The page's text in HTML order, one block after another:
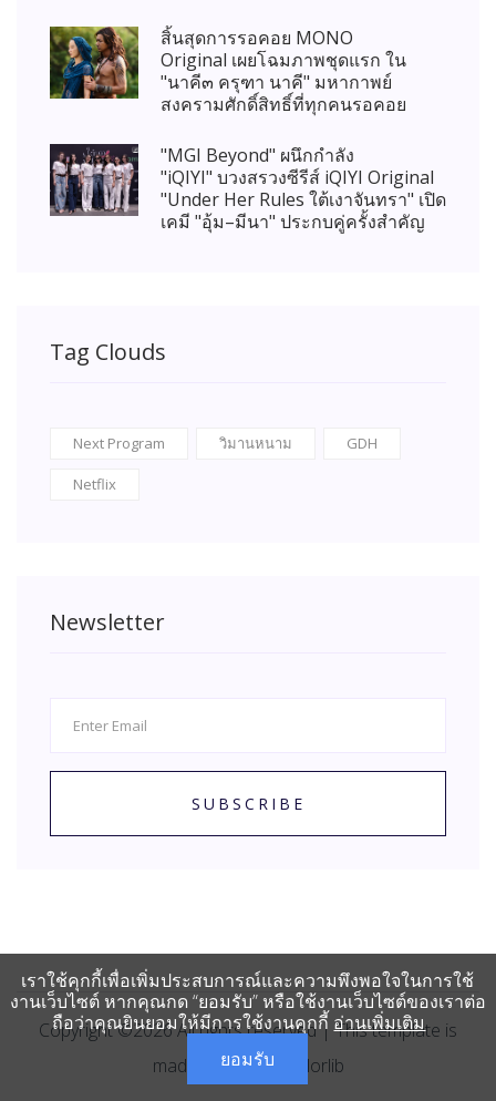
สิ้นสุดการรอคอย MONO
Original เผยโฉมภาพชุดแรก ใน
"นาคี๓ ครุฑา นาคี" มหากาพย์
สงครามศักดิ์สิทธิ์ที่ทุกคนรอคอย
"MGI Beyond" ผนึกกำลัง
"iQIYI" บวงสรวงซีรีส์ iQIYI Original
"Under Her Rules ใต้เงาจันทรา" เปิด
เคมี "อุ้ม–มีนา" ประกบคู่ครั้งสำคัญ
Tag Clouds
Next Program วิมานหนาม GDH
Netflix
Newsletter
SUBSCRIBE
Copyright ©2026All rights reserved | This template is
made with
by Colorlib
เราใช้คุกกี้เพื่อเพิ่มประสบการณ์และความพึงพอใจในการใช้
งานเว็บไซต์ หากคุณกด “ยอมรับ” หรือใช้งานเว็บไซต์ของเราต่อ
ถือว่าคุณยินยอมให้มีการใช้งานคุกกี้ อ่านเพิ่มเติม
ยอมรับ